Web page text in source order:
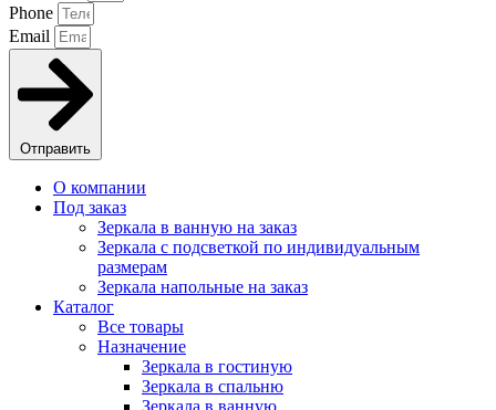
Phone
Email
Отправить
О компании
Под заказ
Зеркала в ванную на заказ
Зеркала с подсветкой по индивидуальным
размерам
Зеркала напольные на заказ
Каталог
Все товары
Назначение
Зеркала в гостиную
Зеркала в спальню